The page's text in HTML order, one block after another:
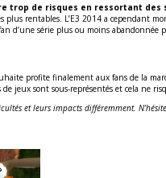
de risques en ressortant des
plus rentables. L’E3 2014 a cependant
d’une série plus ou moins abandonnée
profite finalement aux fans de la
jeux sont sous-représentés et cela ne
et leurs impacts différemment.